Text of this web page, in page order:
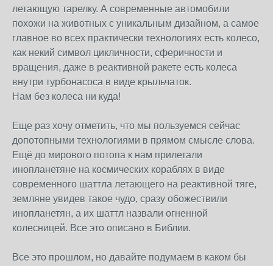
летающую тарелку. А современные автомобили
похожи на животных с уникальным дизайном, а самое
главное во всех практически технологиях есть колесо,
как некий символ цикличности, сферичности и
вращения, даже в реактивной ракете есть колеса
внутри турбонасоса в виде крыльчаток.
Нам без колеса ни куда!
Еще раз хочу отметить, что мы пользуемся сейчас
допотопными технологиями в прямом смысле слова.
Ещё до мирового потопа к нам прилетали
инопланетяне на космических кораблях в виде
современного шаттла летающего на реактивной тяге,
земляне увидев такое чудо, сразу обожествили
инопланетян, а их шаттл назвали огненной
колесницей. Все это описано в Библии.
Все это прошлом, но давайте подумаем в каком бы